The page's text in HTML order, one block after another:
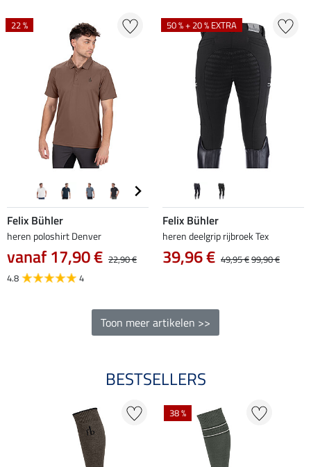
22 %
Felix Bühler
heren poloshirt Denver
vanaf 17,90 € 22,90 €
4.8
4
50 % + 20 % EXTRA
Felix Bühler
heren deelgrip rijbroek Tex
39,96 € 49,95 €99,90 €
Toon meer artikelen >>
BESTSELLERS
38 %